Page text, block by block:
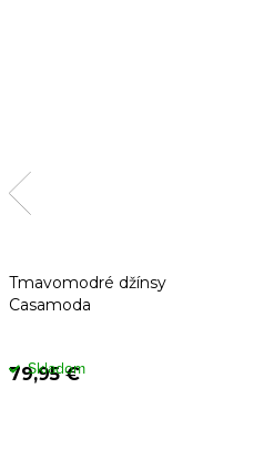
Tmavomodré džínsy
Casamoda
79,95 €
Skladom